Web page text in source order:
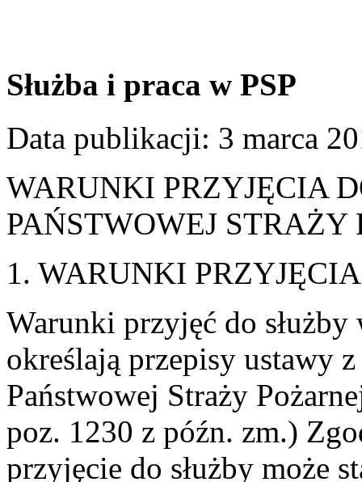
Służba i praca w PSP
Data publikacji: 3 marca
WARUNKI PRZYJĘCIA
PAŃSTWOWEJ STRAŻY
1. WARUNKI
Warunki przyjęć do
określają przepisy ustawy
Państwowej Straży
poz. 1230 z późn. zm.)
przyjęcie do służby może